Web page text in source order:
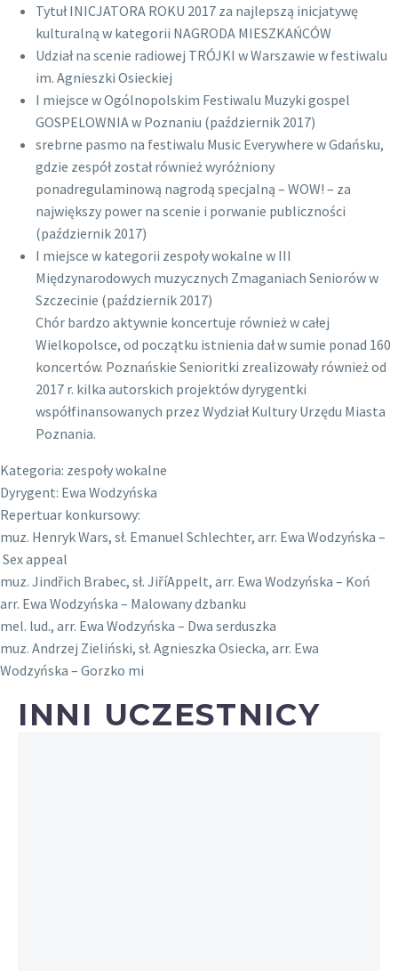
Tytuł INICJATORA ROKU 2017 za najlepszą inicjatywę
kulturalną w kategorii NAGRODA MIESZKAŃCÓW
Udział na scenie radiowej TRÓJKI w Warszawie w festiwalu
im. Agnieszki Osieckiej
I miejsce w Ogólnopolskim Festiwalu Muzyki gospel
GOSPELOWNIA w Poznaniu (październik 2017)
srebrne pasmo na festiwalu Music Everywhere w Gdańsku,
gdzie zespół został również wyróżniony
ponadregulaminową nagrodą specjalną – WOW! – za
największy power na scenie i porwanie publiczności
(październik 2017)
I miejsce w kategorii zespoły wokalne w III
Międzynarodowych muzycznych Zmaganiach Seniorów w
Szczecinie (październik 2017)
Chór bardzo aktywnie koncertuje również w całej
Wielkopolsce, od początku istnienia dał w sumie ponad 160
koncertów. Poznańskie Senioritki zrealizowały również od
2017 r. kilka autorskich projektów dyrygentki
współfinansowanych przez Wydział Kultury Urzędu Miasta
Poznania.
Kategoria: zespoły wokalne
Dyrygent: Ewa Wodzyńska
Repertuar konkursowy:
muz. Henryk Wars, sł. Emanuel Schlechter, arr. Ewa Wodzyńska –
Sex appeal
muz. Jindřich Brabec, sł. JiříAppelt, arr. Ewa Wodzyńska – Koń
arr. Ewa Wodzyńska – Malowany dzbanku
mel. lud., arr. Ewa Wodzyńska – Dwa serduszka
muz. Andrzej Zieliński, sł. Agnieszka Osiecka, arr. Ewa
Wodzyńska – Gorzko mi
INNI UCZESTNICY